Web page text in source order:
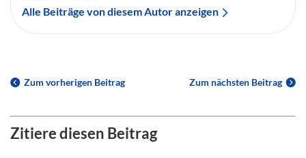
Alle Beiträge von diesem Autor anzeigen
Zum vorherigen Beitrag Zum nächsten Beitrag
Zitiere diesen Beitrag